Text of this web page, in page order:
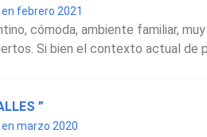
febrero 2021
cómoda, ambiente familiar,
Si bien el contexto actual de
”
marzo 2020